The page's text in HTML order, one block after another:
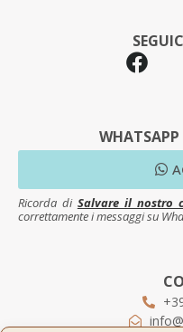
Ricorda di Salvare il nostro
correttamente i messaggi su